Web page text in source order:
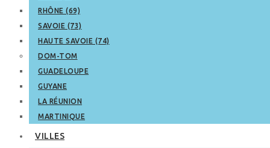
RHÔNE (69)
SAVOIE (73)
HAUTE SAVOIE (74)
DOM-TOM
GUADELOUPE
GUYANE
LA RÉUNION
MARTINIQUE
VILLES